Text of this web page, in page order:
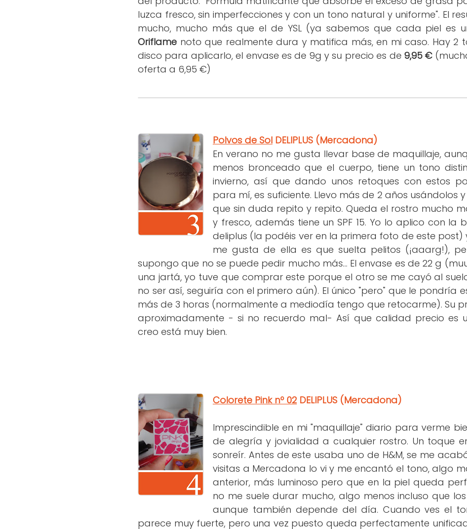
luzca fresco, sin imperfecciones y con un tono natural y uniforme". El
mucho, mucho más que el de YSL (ya sabemos que cada piel es
Oriflame noto que realmente dura y matifica más, en mi caso. Hay 2
disco para aplicarlo, el envase es de 9g y su precio es de9,95 €
oferta a 6,95 €)
Polvos de Sol DELIPLUS (Mercadona)
En verano no me gusta llevar base de maquillaje,
menos bronceado que el cuerpo, tiene un tono
invierno, así que dando unos retoques con estos
para mí, es suficiente. Llevo más de 2 años usándolos
que sin duda repito y repito. Queda el rostro mucho
y fresco, además tiene un SPF 15. Yo lo aplico con la
deliplus (la podéis ver en la primera foto de este post)
me gusta de ella es que suelta pelitos (¡aaarg!),
supongo que no se puede pedir mucho más... El envase es de 22 g
una jartá, yo tuve que comprar este porque el otro se me cayó al
no ser así, seguiría con el primero aún). El único "pero" que le pondría
más de 3 horas (normalmente a mediodía tengo que retocarme). Su
aproximadamente - si no recuerdo mal- Así que calidad precio es
creo está muy bien.
Colorete Pink nº 02 DELIPLUS (Mercadona)
Imprescindible en mi "maquillaje" diario para verme
de alegría y jovialidad a cualquier rostro. Un toque
sonreír. Antes de este usaba uno de H&M, se me
visitas a Mercadona lo vi y me encantó el tono, algo
anterior, más luminoso pero que en la piel queda
no me suele durar mucho, algo menos incluso que
aunque también depende del día. Cuando ves el
parece muy fuerte, pero una vez puesto queda perfectamente